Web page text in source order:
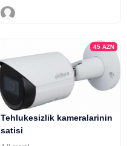
45 AZN
Tehlukesizlik kameralarinin
satisi